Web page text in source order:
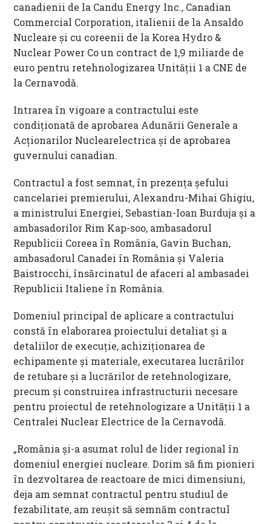
canadienii de la Candu Energy Inc., Canadian
Commercial Corporation, italienii de la Ansaldo
Nucleare și cu coreenii de la Korea Hydro &
Nuclear Power Co un contract de 1,9 miliarde de
euro pentru retehnologizarea Unității 1 a CNE de
la Cernavodă.
Intrarea în vigoare a contractului este
condiționată de aprobarea Adunării Generale a
Acționarilor Nuclearelectrica și de aprobarea
guvernului canadian.
Contractul a fost semnat, în prezența șefului
cancelariei premierului, Alexandru-Mihai Ghigiu,
a ministrului Energiei, Sebastian-Ioan Burduja și a
ambasadorilor Rim Kap-soo, ambasadorul
Republicii Coreea în România, Gavin Buchan,
ambasadorul Canadei în România și Valeria
Baistrocchi, însărcinatul de afaceri al ambasadei
Republicii Italiene în România.
Domeniul principal de aplicare a contractului
constă în elaborarea proiectului detaliat și a
detaliilor de execuție, achiziționarea de
echipamente și materiale, executarea lucrărilor
de retubare și a lucrărilor de retehnologizare,
precum și construirea infrastructurii necesare
pentru proiectul de retehnologizare a Unității 1 a
Centralei Nuclear Electrice de la Cernavodă.
„România și-a asumat rolul de lider regional în
domeniul energiei nucleare. Dorim să fim pionieri
în dezvoltarea de reactoare de mici dimensiuni,
deja am semnat contractul pentru studiul de
fezabilitate, am reușit să semnăm contractul